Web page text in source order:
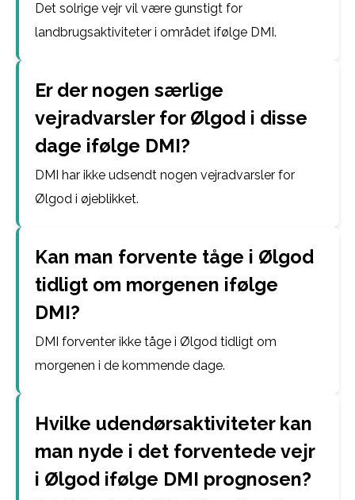
Det solrige vejr vil være gunstigt for
landbrugsaktiviteter i området ifølge DMI.
Er der nogen særlige
vejradvarsler for Ølgod i disse
dage ifølge DMI?
DMI har ikke udsendt nogen vejradvarsler for
Ølgod i øjeblikket.
Kan man forvente tåge i Ølgod
tidligt om morgenen ifølge
DMI?
DMI forventer ikke tåge i Ølgod tidligt om
morgenen i de kommende dage.
Hvilke udendørsaktiviteter kan
man nyde i det forventede vejr
i Ølgod ifølge DMI prognosen?